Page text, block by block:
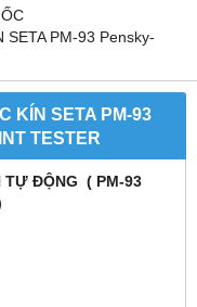
PM-93 Pensky-
KÍN SETA PM-93
TESTER
TỰ ĐỘNG ( PM-93